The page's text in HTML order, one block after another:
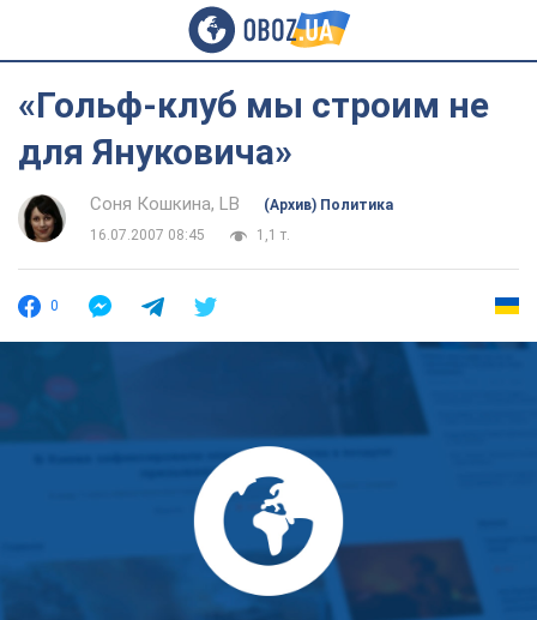
«Гольф-клуб мы строим не
для Януковича»
Соня Кошкина, LB
(Архив) Политика
16.07.2007 08:45
1,1 т.
0